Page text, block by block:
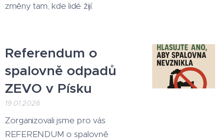
změny tam, kde lidé žijí.
Referendum o
spalovně odpadů
ZEVO v Písku
19.01.2026
Zorganizovali jsme pro vás
REFERENDUM o spalovně